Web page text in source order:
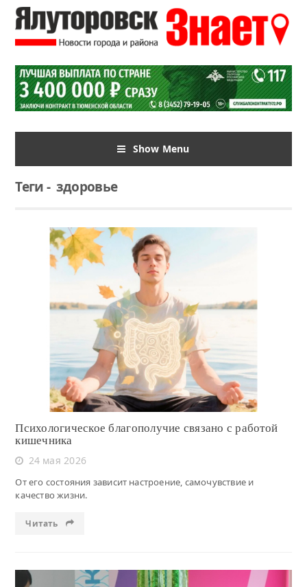
Show Menu
Теги-здоровье
Читать
Психологическое благополучие связано с работой
кишечника
24 мая 2026
От его состояния зависит настроение, самочувствие и
качество жизни.
Читать